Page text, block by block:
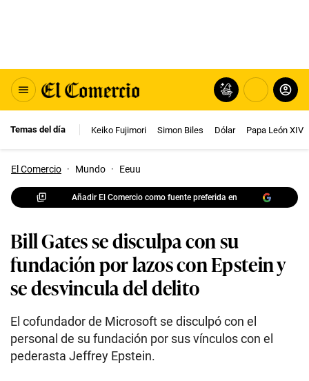
Temas del día Keiko Fujimori Simon Biles Dólar Papa León XIV
El Comercio · Mundo · Eeuu
Añadir El Comercio como fuente preferida en
Bill Gates se disculpa con su
fundación por lazos con Epstein y
se desvincula del delito
El cofundador de Microsoft se disculpó con el
personal de su fundación por sus vínculos con el
pederasta Jeffrey Epstein.